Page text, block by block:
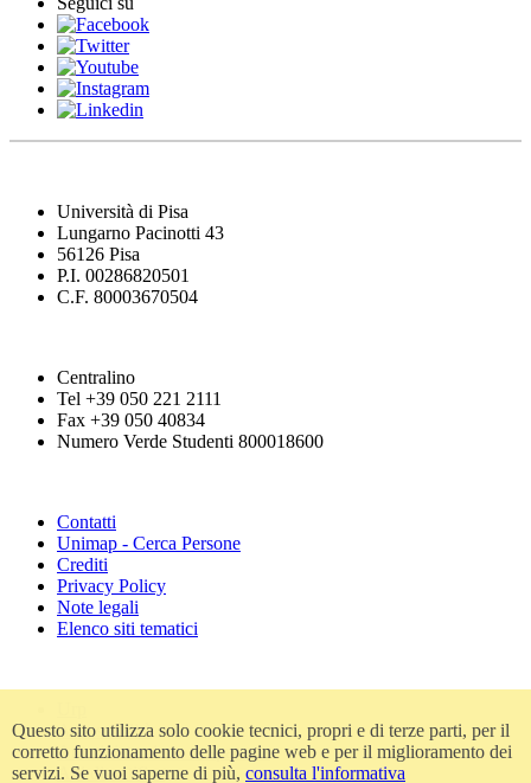
Università di Pisa
Lungarno Pacinotti 43
56126 Pisa
P.I. 00286820501
C.F. 80003670504
Centralino
Tel +39 050 221 2111
Fax +39 050 40834
Numero Verde Studenti 800018600
Contatti
Unimap - Cerca Persone
Crediti
Privacy Policy
Note legali
Elenco siti tematici
Accessibilità
Amministrazione trasparente
Atti di notifica
Questo sito utilizza solo cookie tecnici, propri e di terze parti, per il
corretto funzionamento delle pagine web e per il miglioramento dei
servizi. Se vuoi saperne di più, consulta l'informativa